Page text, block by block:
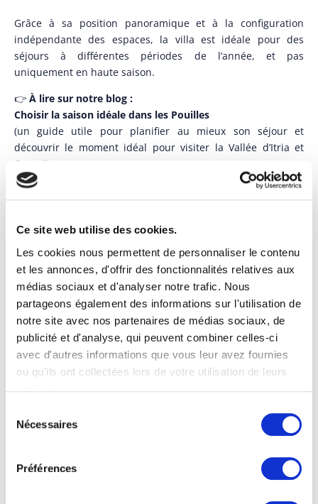
Ce site web utilise des cookies.
Les cookies nous permettent de personnaliser le contenu
et les annonces, d'offrir des fonctionnalités relatives aux
médias sociaux et d'analyser notre trafic. Nous
partageons également des informations sur l'utilisation de
notre site avec nos partenaires de médias sociaux, de
publicité et d'analyse, qui peuvent combiner celles-ci
avec d'autres informations que vous leur avez fournies
ou qu'ils ont collectées lors de votre utilisation de leurs
Nécessaires
Préférences
Villa avec piscine à
débordement et vue
Grâce à sa position panoramique et à la configuration
indépendante des espaces, la villa est idéale pour des
séjours à différentes périodes de l’année, et pas
uniquement en haute saison.
👉 À lire sur notre blog :
Choisir la saison idéale dans les Pouilles
(un guide utile pour planifier au mieux son séjour et
découvrir le moment idéal pour visiter la Vallée d’Itria et
Ostuni)
Luisa Luxury Lamia: une résidence exclusive
Choisir les Luisa Luxury Lamia, c’est :
séjourner dans unevilla de luxe avec piscine à
débordement
profiter devues sur la mer et sur Ostuni
disposer dedeux unités indépendantes parfaitement
organisées
vivre les Pouilles de manièreauthentique, élégante et
confidentielle
confort et identité territoriale
, dans l’une des destinations